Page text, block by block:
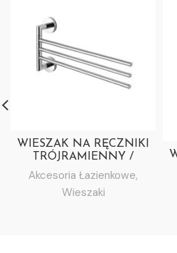
WIESZAK NA RĘCZNIKI
TRÓJRAMIENNY /
RUCHOMY
Akcesoria Łazienkowe,
Wieszaki